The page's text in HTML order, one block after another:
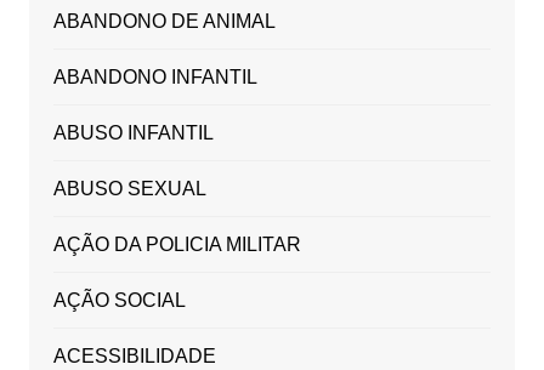
ABANDONO DE ANIMAL
ABANDONO INFANTIL
ABUSO INFANTIL
ABUSO SEXUAL
AÇÃO DA POLICIA MILITAR
AÇÃO SOCIAL
ACESSIBILIDADE